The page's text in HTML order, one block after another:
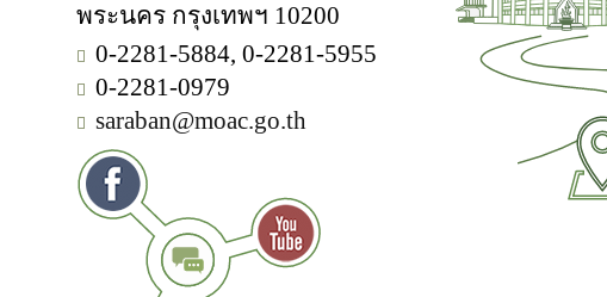
พระนคร กรุงเทพฯ 10200
0-2281-5884, 0-2281-5955
0-2281-0979
saraban@moac.go.th